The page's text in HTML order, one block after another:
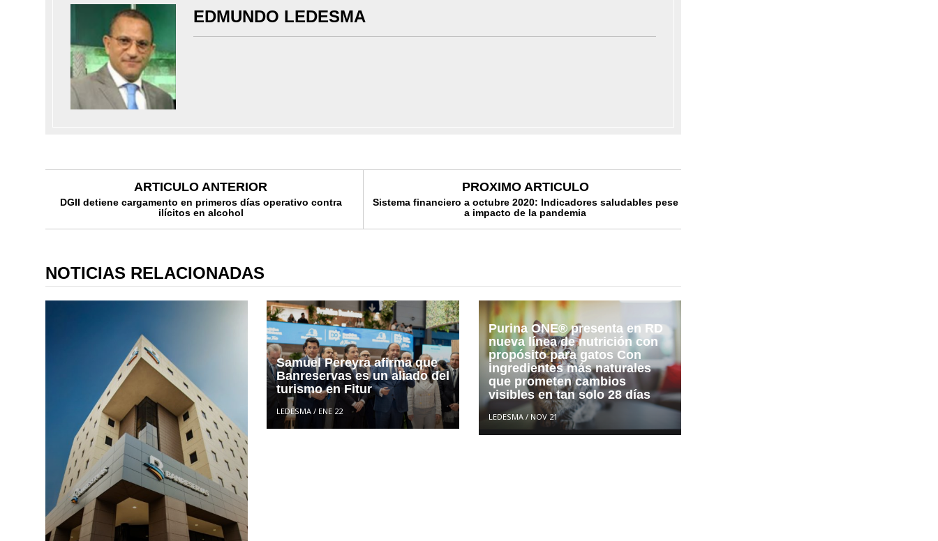
EDMUNDO LEDESMA
ARTICULO ANTERIOR
DGII detiene cargamento en primeros días operativo contra
ilícitos en alcohol
PROXIMO ARTICULO
Sistema financiero a octubre 2020: Indicadores saludables pese
a impacto de la pandemia
NOTICIAS RELACIONADAS
Samuel Pereyra afirma que
Banreservas es un aliado del
turismo en Fitur
LEDESMA/ ENE 22
Purina ONE® presenta en RD
nueva línea de nutrición con
propósito para gatos Con
ingredientes más naturales
que prometen cambios
visibles en tan solo 28 días
LEDESMA / NOV 21